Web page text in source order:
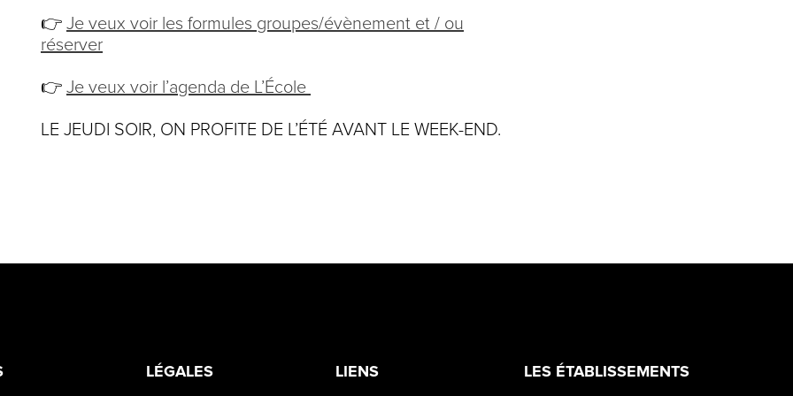
👉 Je veux voir les formules groupes/évènement et / ou
réserver
👉 Je veux voir l’agenda de L’École
LE JEUDI SOIR, ON PROFITE DE L’ÉTÉ AVANT LE WEEK-END.
LÉGALES LIENS LES ÉTABLISSEMENTS